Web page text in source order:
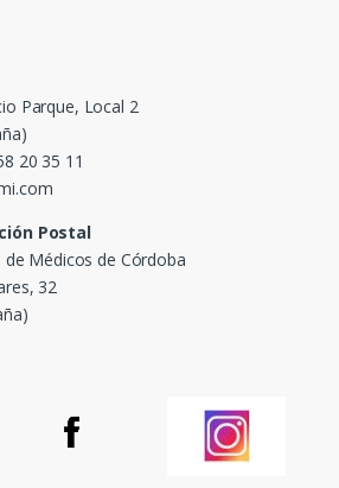
Parque, Local 2
20 35 11
Postal
Médicos de Córdoba
32